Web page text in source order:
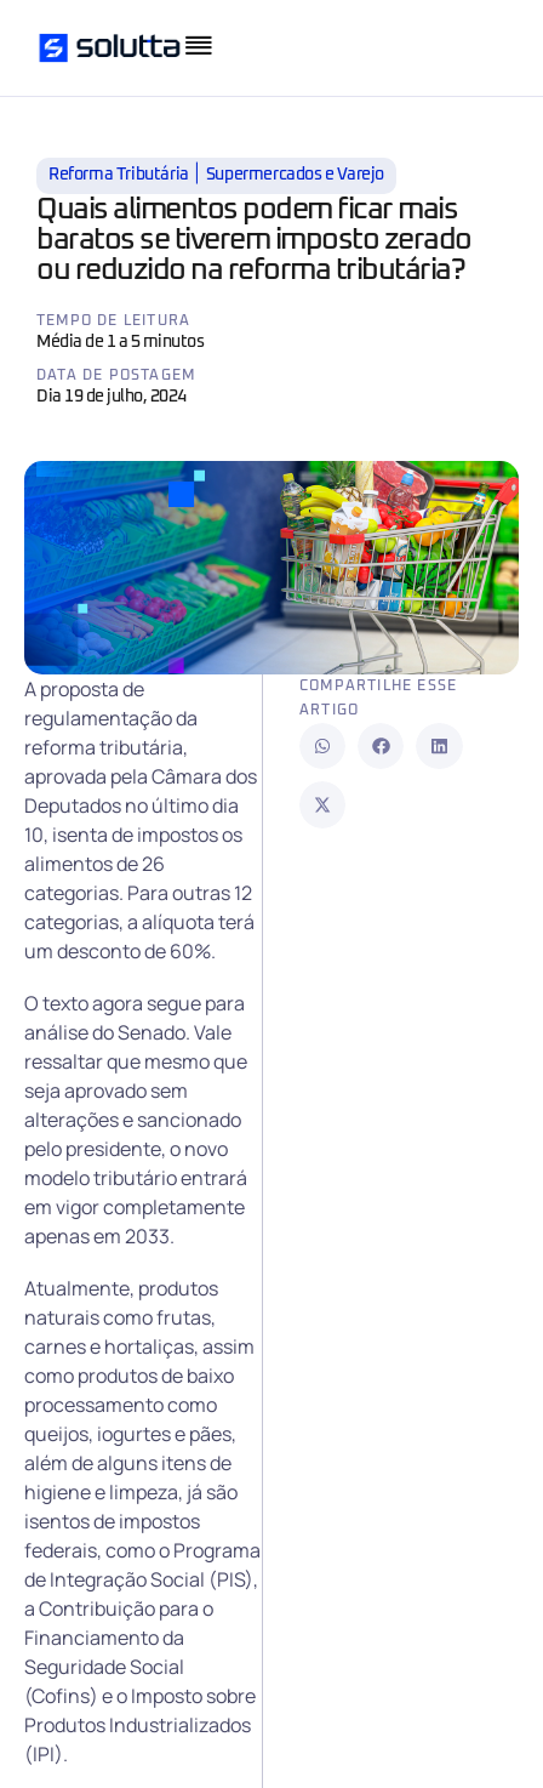
Reforma Tributária Supermercados e Varejo
Quais alimentos podem ficar mais
baratos se tiverem imposto zerado
ou reduzido na reforma tributária?
TEMPO DE LEITURA
Média de 1 a 5 minutos
DATA DE POSTAGEM
Dia 19 de julho, 2024
A proposta de
regulamentação da
reforma tributária,
aprovada pela Câmara dos
Deputados no último dia
10, isenta de impostos os
alimentos de 26
categorias. Para outras 12
categorias, a alíquota terá
um desconto de 60%.
O texto agora segue para
análise do Senado. Vale
ressaltar que mesmo que
seja aprovado sem
alterações e sancionado
pelo presidente, o novo
modelo tributário entrará
em vigor completamente
apenas em 2033.
Atualmente, produtos
naturais como frutas,
carnes e hortaliças, assim
como produtos de baixo
processamento como
queijos, iogurtes e pães,
além de alguns itens de
higiene e limpeza, já são
isentos de impostos
federais, como o Programa
de Integração Social (PIS),
a Contribuição para o
Financiamento da
Seguridade Social
(Cofins) e o Imposto sobre
Produtos Industrializados
(IPI).
COMPARTILHE ESSE
ARTIGO